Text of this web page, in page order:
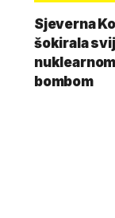
Sjeverna
šokirala
nuklearnom
bombom